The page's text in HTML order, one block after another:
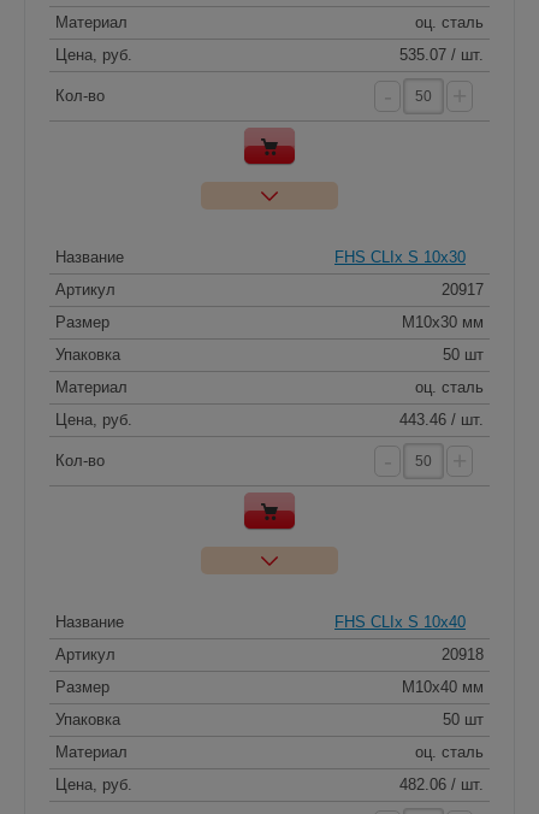
Материал
оц. сталь
Цена, руб.
535.07 / шт.
Кол-во
Название
FHS CLIx S 10x30
Артикул
20917
Размер
M10х30 мм
Упаковка
50 шт
Материал
оц. сталь
Цена, руб.
443.46 / шт.
Кол-во
Название
FHS CLIx S 10x40
Артикул
20918
Размер
M10х40 мм
Упаковка
50 шт
Материал
оц. сталь
Цена, руб.
482.06 / шт.